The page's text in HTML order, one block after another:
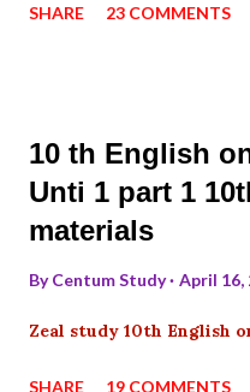
SHARE 23 COMMENTS
10 th English
Unti 1 part 1
materials
ByCentum Study April 16,
Zeal study 10th English
SHARE 19 COMMENTS